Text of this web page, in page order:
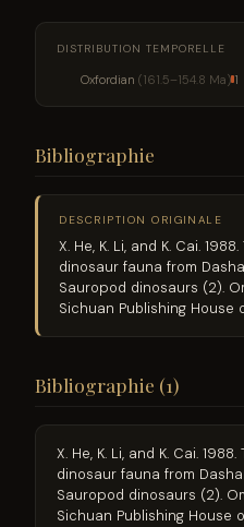
DISTRIBUTION TEMPORELLE
Oxfordian (161.5–154.8 Ma) 1
Bibliographie
DESCRIPTION ORIGINALE
X. He, K. Li, and K. Cai.
dinosaur fauna from
Sauropod dinosaurs (2).
Sichuan Publishing House
Bibliographie (1)
X. He, K. Li, and K. Cai.
dinosaur fauna from
Sauropod dinosaurs (2).
Sichuan Publishing House